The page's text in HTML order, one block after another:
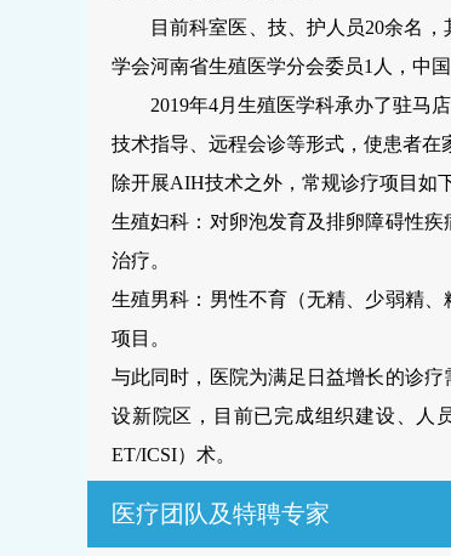
目前科室医、技、护人员20余名，
学会河南省生殖医学分会委员1人，中
2019年4月生殖医学科承办了驻马
技术指导、远程会诊等形式，使患者在
除开展AIH技术之外，常规诊疗项目如
生殖妇科：对卵泡发育及排卵障碍性
治疗。
生殖男科：男性不育（无精、少弱精
项目。
与此同时，医院为满足日益增长的诊
设新院区，目前已完成组织建设、人
ET/ICSI）术。
医疗团队及特聘专家